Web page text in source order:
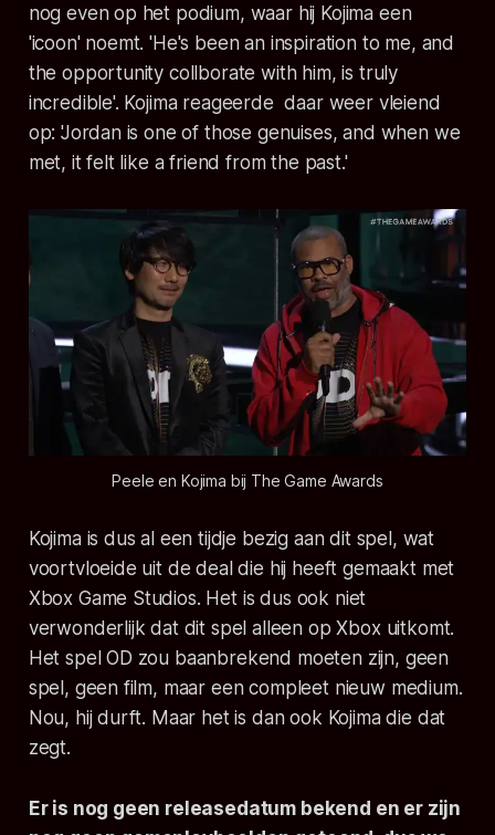
nog even op het podium, waar hij Kojima een
'icoon' noemt. 'He's been an inspiration to me, and
the opportunity collborate with him, is truly
incredible'. Kojima reageerde daar weer vleiend
op: 'Jordan is one of those genuises, and when we
met, it felt like a friend from the past.'
Peele en Kojima bij The Game Awards
Kojima is dus al een tijdje bezig aan dit spel, wat
voortvloeide uit de deal die hij heeft gemaakt met
Xbox Game Studios. Het is dus ook niet
verwonderlijk dat dit spel alleen op Xbox uitkomt.
Het spel OD zou baanbrekend moeten zijn, geen
spel, geen film, maar een compleet nieuw medium.
Nou, hij durft. Maar het is dan ook Kojima die dat
zegt.
Er is nog geen releasedatum bekend en er zijn